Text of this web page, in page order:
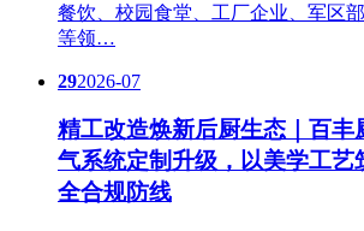
餐饮、校园食堂、工厂企业、军区
等领…
292026-07
精工改造焕新后厨生态｜百丰
气系统定制升级，以美学工艺
全合规防线